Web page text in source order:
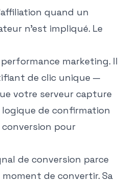
quand un
n'est impliqué. Le
marketing. Il
de clic unique —
votre serveur capture
de confirmation
pour
de conversion parce
de convertir. Sa